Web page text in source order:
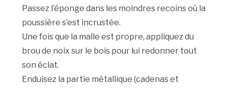
Passez l’éponge dans les moindres recoins où la
poussière s’est incrustée.
Une fois que la malle est propre, appliquez du
brou de noix sur le bois pour lui redonner tout
son éclat.
Enduisez la partie métallique (cadenas et